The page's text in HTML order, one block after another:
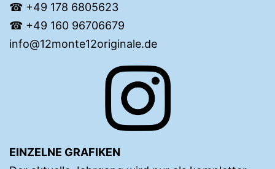
☎︎ +49 ‭178 6805623‬‬
☎︎ +49 160 96706679‬
info@12monte12originale.de
EINZELNE GRAFIKEN